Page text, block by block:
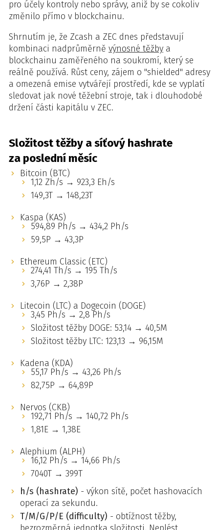
pro účely kontroly nebo správy, aniž by se cokoliv
změnilo přímo v blockchainu.
Shrnutím je, že Zcash a ZEC dnes představují
kombinaci nadprůměrně výnosné těžby a
blockchainu zaměřeného na soukromí, který se
reálně používá. Růst ceny, zájem o "shielded" adresy
a omezená emise vytvářejí prostředí, kde se vyplatí
sledovat jak nové těžební stroje, tak i dlouhodobé
držení části kapitálu v ZEC.
Složitost těžby a síťový hashrate
za poslední měsíc
Bitcoin (BTC)
1,12 Zh/s → 923,3 Eh/s
149,3T → 148,23T
Kaspa (KAS)
594,89 Ph/s → 434,2 Ph/s
59,5P → 43,3P
Ethereum Classic (ETC)
274,41 Th/s → 195 Th/s
3,76P → 2,38P
Litecoin (LTC) a Dogecoin (DOGE)
3,45 Ph/s → 2,8 Ph/s
Složitost těžby DOGE: 53,14 → 40,5M
Složitost těžby LTC: 123,13 → 96,15M
Kadena (KDA)
55,17 Ph/s → 43,26 Ph/s
82,75P → 64,89P
Nervos (CKB)
192,71 Ph/s → 140,72 Ph/s
1,81E → 1,38E
Alephium (ALPH)
16,12 Ph/s → 14,66 Ph/s
7040T → 399T
h/s (hashrate) - výkon sítě, počet hashovacích
operací za sekundu.
T/M/G/P/E (difficulty) - obtížnost těžby,